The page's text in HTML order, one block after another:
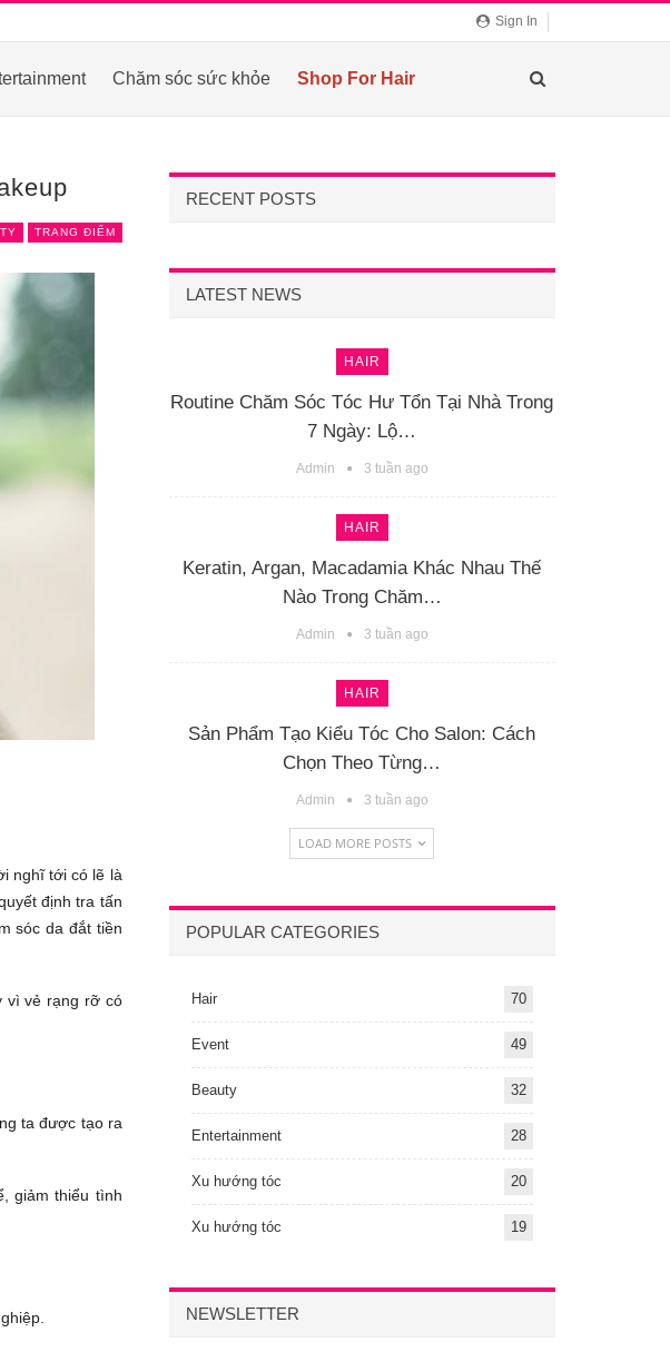
Sign In
Chăm sóc sức khỏe Shop For Hair
TRANG ĐIỂM
nghĩ tới có lẽ là
định tra tấn
sóc da đắt tiền
vì vẻ rạng rỡ có
ta được tạo ra
giảm thiểu tình
RECENT POSTS
LATEST NEWS
HAIR
Routine Chăm Sóc Tóc Hư Tổn Tại Nhà Trong
7 Ngày: Lộ…
Admin 3 tuần ago
HAIR
Keratin, Argan, Macadamia Khác Nhau Thế
Nào Trong Chăm…
Admin 3 tuần ago
HAIR
Sản Phẩm Tạo Kiểu Tóc Cho Salon: Cách
Chọn Theo Từng…
Admin 3 tuần ago
LOAD MORE POSTS
POPULAR CATEGORIES
Hair 70
Event 49
Beauty 32
Entertainment 28
Xu hướng tóc 20
Xu hướng tóc 19
NEWSLETTER